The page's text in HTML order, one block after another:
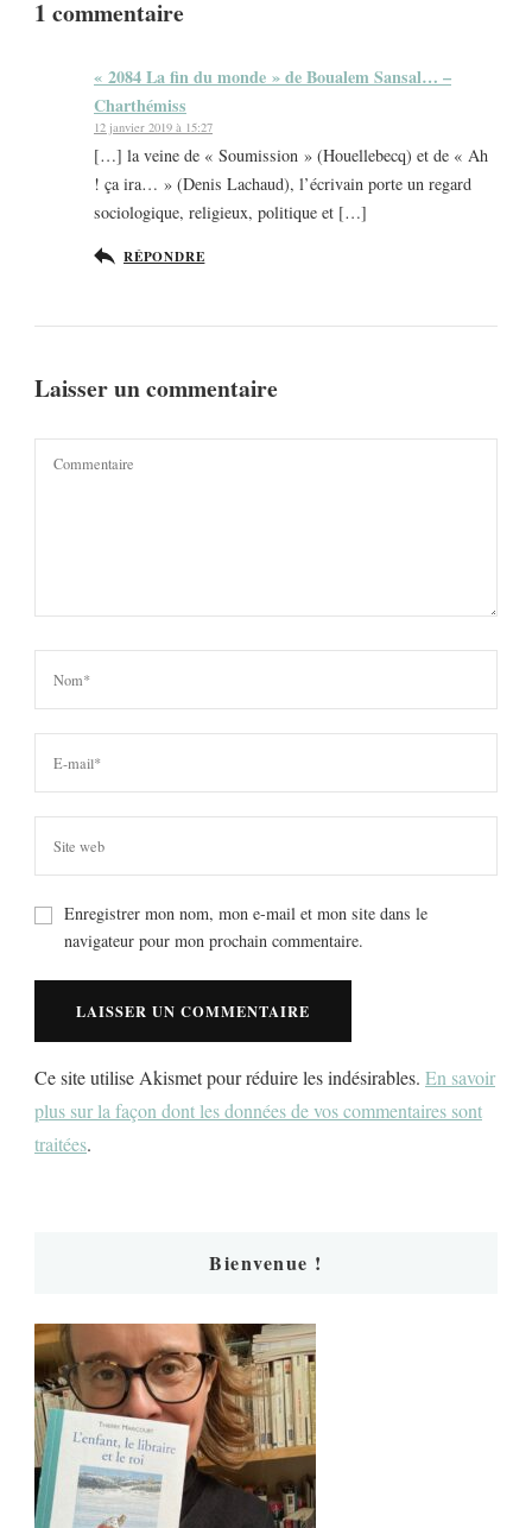
1 commentaire
« 2084 La fin du monde » de Boualem Sansal… –
Charthémiss
12 janvier 2019 à 15:27
[…] la veine de « Soumission » (Houellebecq) et de « Ah
! ça ira… » (Denis Lachaud), l’écrivain porte un regard
sociologique, religieux, politique et […]
RÉPONDRE
Laisser un commentaire
Enregistrer mon nom, mon e-mail et mon site dans le
navigateur pour mon prochain commentaire.
Ce site utilise Akismet pour réduire les indésirables. En savoir
plus sur la façon dont les données de vos commentaires sont
traitées.
Bienvenue !